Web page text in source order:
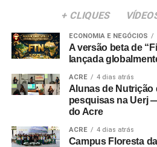
+ CLIQUES
ECONOMIA E NEGÓCIOS
A versão beta de
lançada
ACRE 4 dias atrás
Alunas de Nutrição
pesquisas na Uerj
do Acre
ACRE 4 dias atrás
Campus Floresta